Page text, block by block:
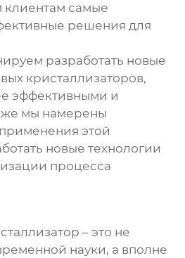
самые
решения для
разработать новые
кристаллизаторов,
эффективными и
мы намерены
этой
новые технологии
процесса
– это не
науки, а вполне